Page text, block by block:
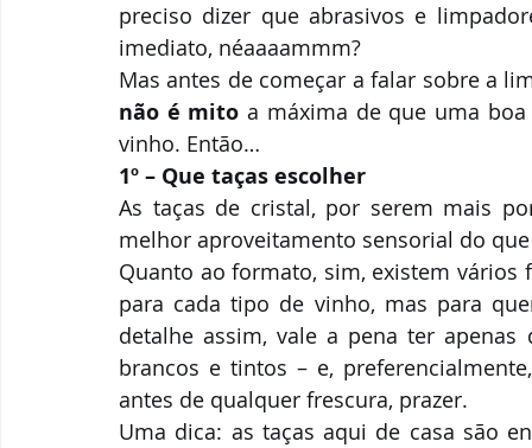
preciso dizer que abrasivos e
imediato, néaaaammm?
não é mito a máxima de que uma
vinho. Então…
1º – Que taças escolher
As taças de cristal, por serem mais
melhor aproveitamento sensorial do
Quanto ao formato, sim, existem
para cada tipo de vinho, mas para
detalhe assim, vale a pena ter
brancos e tintos – e,
antes de qualquer frescura, prazer.
Uma dica: as taças aqui de casa são